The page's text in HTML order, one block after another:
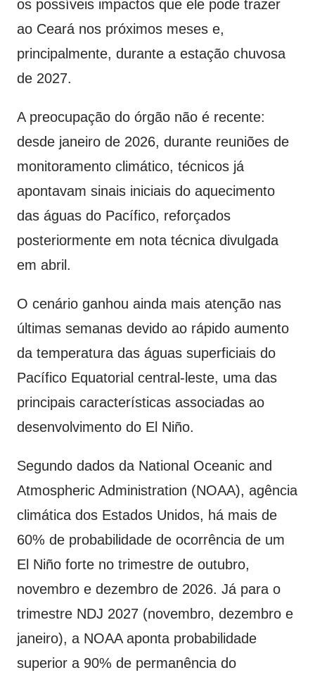
os possíveis impactos que ele pode trazer
ao Ceará nos próximos meses e,
principalmente, durante a estação chuvosa
de 2027.
A preocupação do órgão não é recente:
desde janeiro de 2026, durante reuniões de
monitoramento climático, técnicos já
apontavam sinais iniciais do aquecimento
das águas do Pacífico, reforçados
posteriormente em nota técnica divulgada
em abril.
O cenário ganhou ainda mais atenção nas
últimas semanas devido ao rápido aumento
da temperatura das águas superficiais do
Pacífico Equatorial central-leste, uma das
principais características associadas ao
desenvolvimento do El Niño.
Segundo dados da National Oceanic and
Atmospheric Administration (NOAA), agência
climática dos Estados Unidos, há mais de
60% de probabilidade de ocorrência de um
El Niño forte no trimestre de outubro,
novembro e dezembro de 2026. Já para o
trimestre NDJ 2027 (novembro, dezembro e
janeiro), a NOAA aponta probabilidade
superior a 90% de permanência do